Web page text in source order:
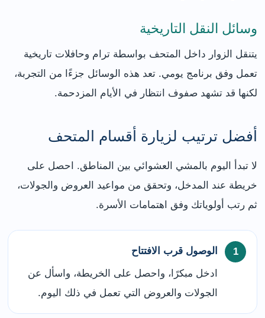
وسائل النقل التاريخية
يتنقل الزوار داخل المتحف بواسطة ترام وحافلات تاريخية
تعمل وفق برنامج يومي. تعد هذه الوسائل جزءًا من التجربة،
لكنها قد تشهد صفوف انتظار في الأيام المزدحمة.
أفضل ترتيب لزيارة أقسام المتحف
لا تبدأ اليوم بالمشي العشوائي بين المناطق. احصل على
خريطة عند المدخل، وتحقق من مواعيد العروض والجولات،
ثم رتب أولوياتك وفق اهتمامات الأسرة.
الوصول قرب الافتتاح
ادخل مبكرًا، واحصل على الخريطة، واسأل عن
الجولات والعروض التي تعمل في ذلك اليوم.